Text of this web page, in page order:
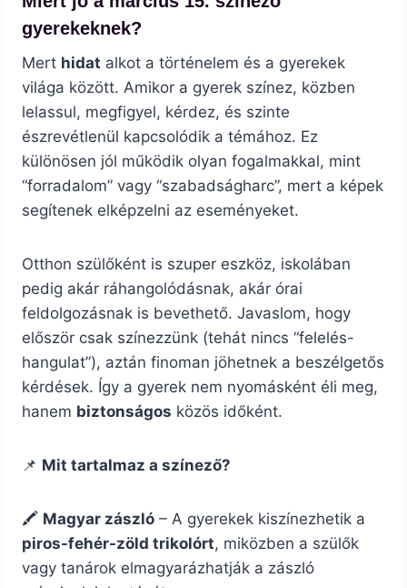
gyerekeknek?
Mert hidat alkot a történelem és a gyerekek
világa között. Amikor a gyerek színez, közben
lelassul, megfigyel, kérdez, és szinte
észrevétlenül kapcsolódik a témához. Ez
különösen jól működik olyan fogalmakkal, mint
“forradalom” vagy “szabadságharc”, mert a képek
segítenek elképzelni az eseményeket.
Otthon szülőként is szuper eszköz, iskolában
pedig akár ráhangolódásnak, akár órai
feldolgozásnak is bevethető. Javaslom, hogy
először csak színezzünk (tehát nincs “felelés-
hangulat”), aztán finoman jöhetnek a beszélgetős
kérdések. Így a gyerek nem nyomásként éli meg,
hanem biztonságos közös időként.
📌 Mit tartalmaz a színező?
🖍️ Magyar zászló – A gyerekek kiszínezhetik a
piros-fehér-zöld trikolórt, miközben a szülők
vagy tanárok elmagyarázhatják a zászló